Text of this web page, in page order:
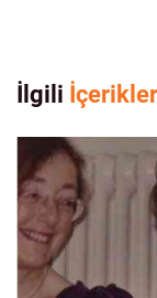
İlgili İçerikler